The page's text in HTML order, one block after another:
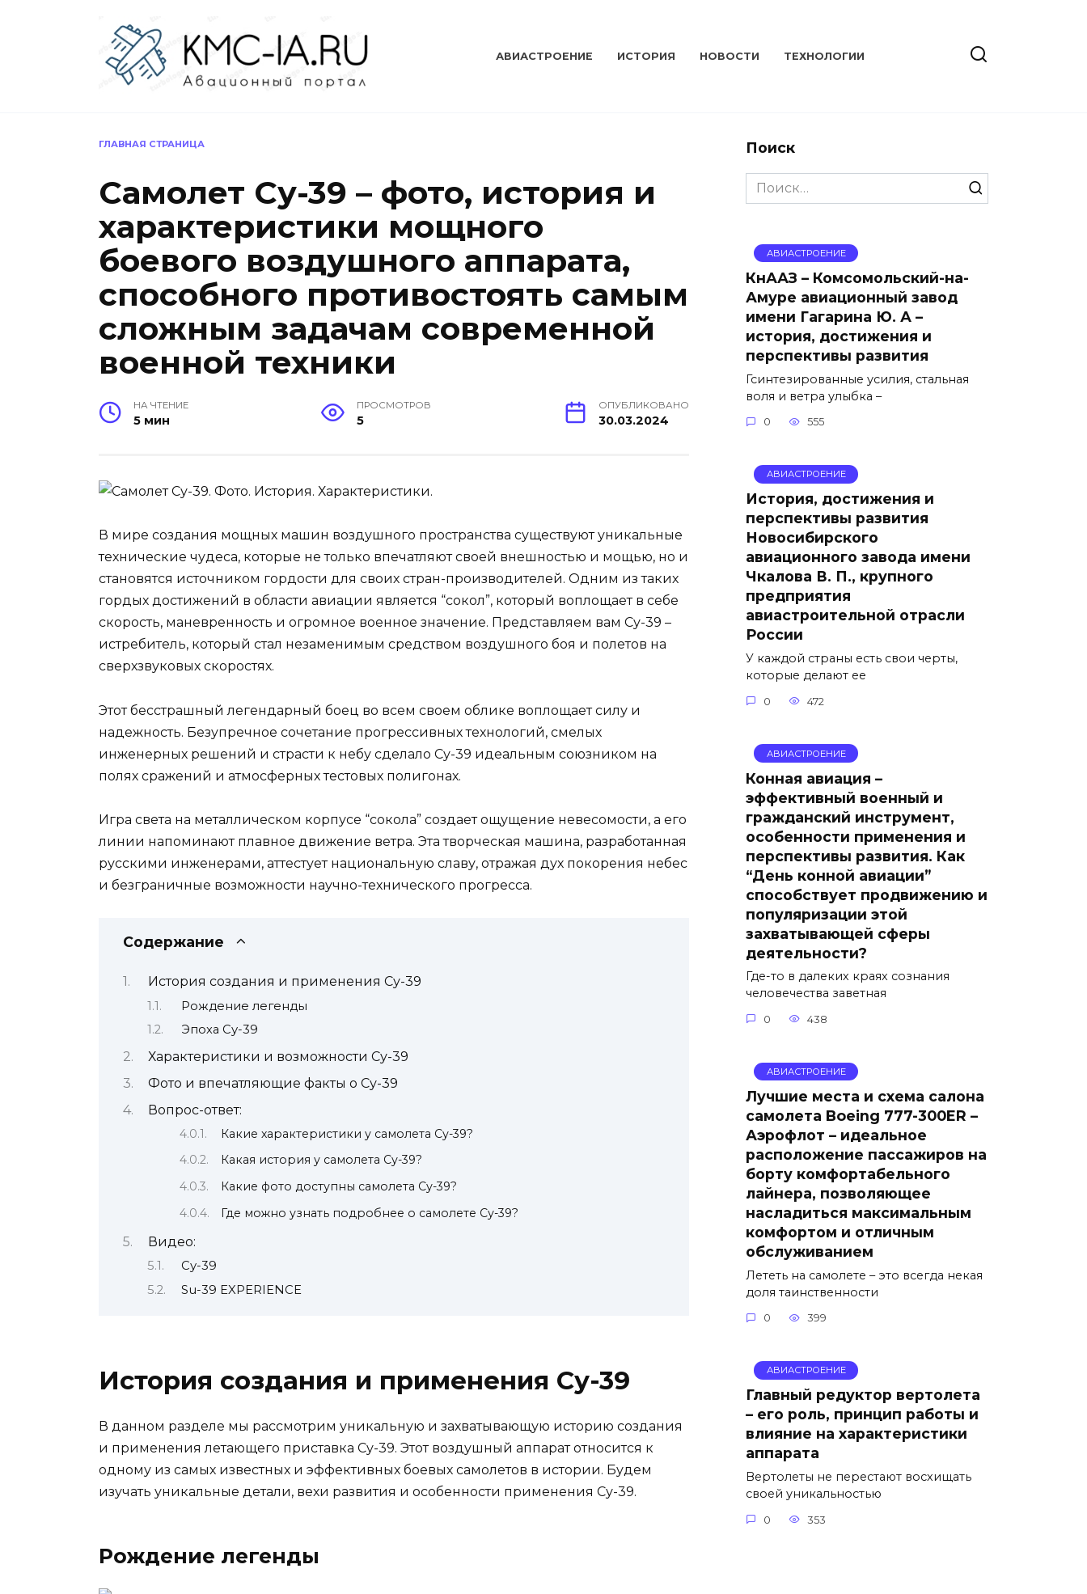
АВИАСТРОЕНИЕ ИСТОРИЯ НОВОСТИ ТЕХНОЛОГИИ
ГЛАВНАЯ СТРАНИЦА
Самолет Су-39 – фото, история и
характеристики мощного
боевого воздушного аппарата,
способного противостоять самым
сложным задачам современной
военной техники
НА ЧТЕНИЕ
5 мин
ПРОСМОТРОВ
5
ОПУБЛИКОВАНО
30.03.2024
В мире создания мощных машин воздушного пространства существуют уникальные
технические чудеса, которые не только впечатляют своей внешностью и мощью, но и
становятся источником гордости для своих стран-производителей. Одним из таких
гордых достижений в области авиации является “сокол”, который воплощает в себе
скорость, маневренность и огромное военное значение. Представляем вам Су-39 –
истребитель, который стал незаменимым средством воздушного боя и полетов на
сверхзвуковых скоростях.
Этот бесстрашный легендарный боец во всем своем облике воплощает силу и
надежность. Безупречное сочетание прогрессивных технологий, смелых
инженерных решений и страсти к небу сделало Су-39 идеальным союзником на
полях сражений и атмосферных тестовых полигонах.
Игра света на металлическом корпусе “сокола” создает ощущение невесомости, а его
линии напоминают плавное движение ветра. Эта творческая машина, разработанная
русскими инженерами, аттестует национальную славу, отражая дух покорения небес
и безграничные возможности научно-технического прогресса.
Содержание
История создания и применения Су-39
Рождение легенды
Эпоха Су-39
Характеристики и возможности Су-39
Фото и впечатляющие факты о Су-39
Вопрос-ответ:
Какие характеристики у самолета Су-39?
Какая история у самолета Су-39?
Какие фото доступны самолета Су-39?
Где можно узнать подробнее о самолете Су-39?
Видео:
Су-39
Su-39 EXPERIENCE
История создания и применения Су-39
В данном разделе мы рассмотрим уникальную и захватывающую историю создания
и применения летающего приставка Су-39. Этот воздушный аппарат относится к
одному из самых известных и эффективных боевых самолетов в истории. Будем
изучать уникальные детали, вехи развития и особенности применения Су-39.
Рождение легенды
Поиск
Search
for:
АВИАСТРОЕНИЕ
КнААЗ – Комсомольский-на-
Амуре авиационный завод
имени Гагарина Ю. А –
история, достижения и
перспективы развития
Гсинтезированные усилия, стальная
воля и ветра улыбка –
0 555
АВИАСТРОЕНИЕ
История, достижения и
перспективы развития
Новосибирского
авиационного завода имени
Чкалова В. П., крупного
предприятия
авиастроительной отрасли
России
У каждой страны есть свои черты,
которые делают ее
0 472
АВИАСТРОЕНИЕ
Конная авиация –
эффективный военный и
гражданский инструмент,
особенности применения и
перспективы развития. Как
“День конной авиации”
способствует продвижению и
популяризации этой
захватывающей сферы
деятельности?
Где-то в далеких краях сознания
человечества заветная
0 438
АВИАСТРОЕНИЕ
Лучшие места и схема салона
самолета Boeing 777-300ER –
Аэрофлот – идеальное
расположение пассажиров на
борту комфортабельного
лайнера, позволяющее
насладиться максимальным
комфортом и отличным
обслуживанием
Лететь на самолете – это всегда некая
доля таинственности
0 399
АВИАСТРОЕНИЕ
Главный редуктор вертолета
– его роль, принцип работы и
влияние на характеристики
аппарата
Вертолеты не перестают восхищать
своей уникальностью
0 353